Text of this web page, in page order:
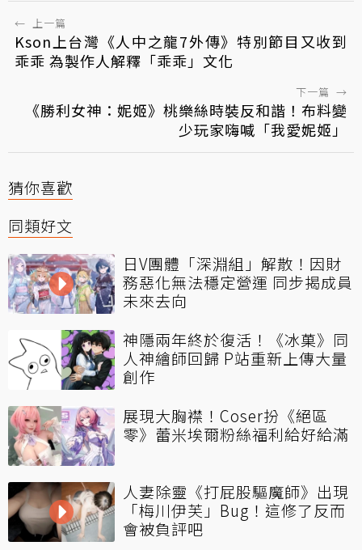
← 上一篇
Kson上台灣《人中之龍7外傳》特別節目又收到
乖乖 為製作人解釋「乖乖」文化
下一篇 →
《勝利女神：妮姬》桃樂絲時裝反和諧！布料變
少玩家嗨喊「我愛妮姬」
猜你喜歡
同類好文
日V團體「深淵組」解散！因財
務惡化無法穩定營運 同步揭成員
未來去向
神隱兩年終於復活！《冰菓》同
人神繪師回歸 P站重新上傳大量
創作
展現大胸襟！Coser扮《絕區
零》蕾米埃爾粉絲福利給好給滿
人妻除靈《打屁股驅魔師》出現
「梅川伊芙」Bug！這修了反而
會被負評吧